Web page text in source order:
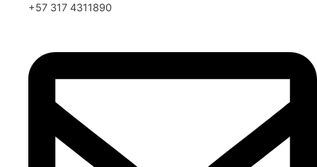
+57 317 4311890